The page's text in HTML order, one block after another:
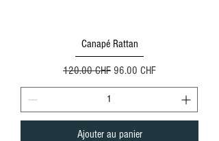
Canapé Rattan
Prix original
120.00 CHF Prix promotionnel
96.00 CHF
Ajouter au panier